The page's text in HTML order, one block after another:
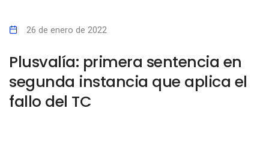
26 de enero de 2022
Plusvalía: primera sentencia en
segunda instancia que aplica el
fallo del TC